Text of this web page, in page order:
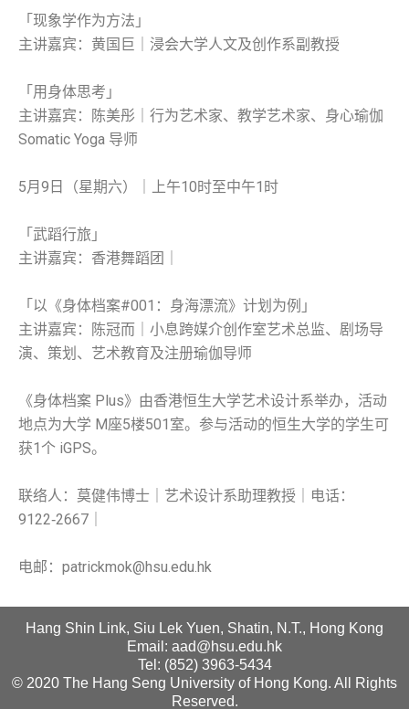
「现象学作为方法」
主讲嘉宾：黄国巨｜浸会大学人文及创作系副教授
「用身体思考」
主讲嘉宾：陈美彤｜行为艺术家、教学艺术家、身心瑜伽
Somatic Yoga 导师
5月9日（星期六）｜上午10时至中午1时
「武蹈行旅」
主讲嘉宾：香港舞蹈团｜
「以《身体档案#001：身海漂流》计划为例」
主讲嘉宾：陈冠而｜小息跨媒介创作室艺术总监、剧场导
演、策划、艺术教育及注册瑜伽导师
《身体档案 Plus》由香港恒生大学艺术设计系举办，活动
地点为大学 M座5楼501室。参与活动的恒生大学的学生可
获1个 iGPS。
联络人：莫健伟博士｜艺术设计系助理教授｜电话：
9122‑2667｜
电邮：patrickmok@hsu.edu.hk
Hang Shin Link, Siu Lek Yuen, Shatin, N.T., Hong Kong
Email: aad@hsu.edu.hk
Tel: (852) 3963-5434
© 2020 The Hang Seng University of Hong Kong. All Rights
Reserved.